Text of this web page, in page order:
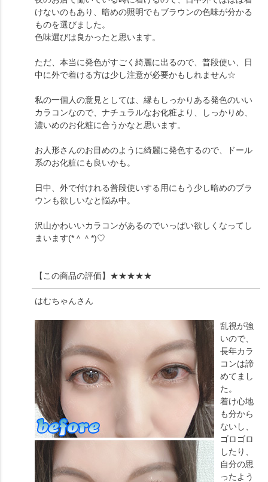
けないのもあり、暗めの照明でもブラウンの色味が分かる
ものを選びました。
色味選びは良かったと思います。
ただ、本当に発色がすごく綺麗に出るので、普段使い、日
中に外で着ける方は少し注意が必要かもしれません☆
私の一個人の意見としては、縁もしっかりある発色のいい
カラコンなので、ナチュラルなお化粧より、しっかりめ、
濃いめのお化粧に合うかなと思います。
お人形さんのお目めのように綺麗に発色するので、ドール
系のお化粧にも良いかも。
日中、外で付けれる普段使いする用にもう少し暗めのブラ
ウンも欲しいなと悩み中。
沢山かわいいカラコンがあるのでいっぱい欲しくなってし
まいます(*＾＾*)♡
【この商品の評価】 ★★★★★
はむちゃんさん
乱視が強
いので、
長年カラ
コンは諦
めてまし
た。
着け心地
も分から
ないし、
ゴロゴロ
したり、
自分の思
ったよう